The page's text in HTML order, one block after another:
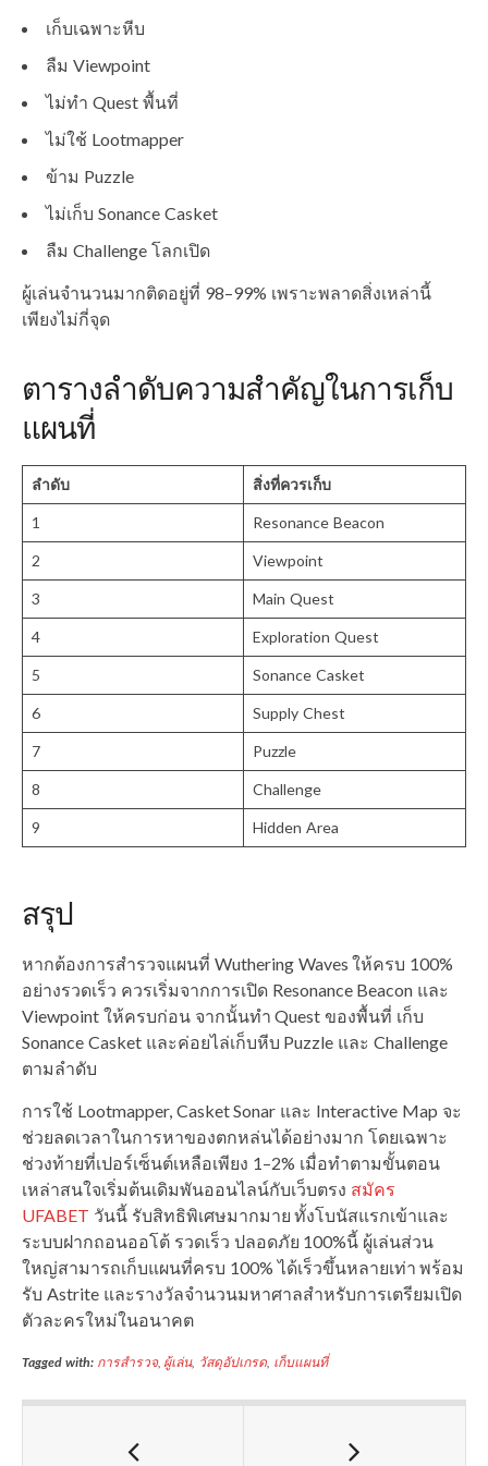
เก็บเฉพาะหีบ
ลืม Viewpoint
ไม่ทำ Quest พื้นที่
ไม่ใช้ Lootmapper
ข้าม Puzzle
ไม่เก็บ Sonance Casket
ลืม Challenge โลกเปิด
ผู้เล่นจำนวนมากติดอยู่ที่ 98–99% เพราะพลาดสิ่งเหล่านี้
เพียงไม่กี่จุด
ตารางลำดับความสำคัญในการเก็บ
แผนที่
ลำดับ สิ่งที่ควรเก็บ
1 Resonance Beacon
2 Viewpoint
3 Main Quest
4 Exploration Quest
5 Sonance Casket
6 Supply Chest
7 Puzzle
8 Challenge
9 Hidden Area
สรุป
หากต้องการสำรวจแผนที่ Wuthering Waves ให้ครบ 100%
อย่างรวดเร็ว ควรเริ่มจากการเปิด Resonance Beacon และ
Viewpoint ให้ครบก่อน จากนั้นทำ Quest ของพื้นที่ เก็บ
Sonance Casket และค่อยไล่เก็บหีบ Puzzle และ Challenge
ตามลำดับ
การใช้ Lootmapper, Casket Sonar และ Interactive Map จะ
ช่วยลดเวลาในการหาของตกหล่นได้อย่างมาก โดยเฉพาะ
ช่วงท้ายที่เปอร์เซ็นต์เหลือเพียง 1–2% เมื่อทำตามขั้นตอน
เหล่าสนใจเริ่มต้นเดิมพันออนไลน์กับเว็บตรง สมัคร
UFABET วันนี้ รับสิทธิพิเศษมากมาย ทั้งโบนัสแรกเข้าและ
ระบบฝากถอนออโต้ รวดเร็ว ปลอดภัย 100%นี้ ผู้เล่นส่วน
ใหญ่สามารถเก็บแผนที่ครบ 100% ได้เร็วขึ้นหลายเท่า พร้อม
รับ Astrite และรางวัลจำนวนมหาศาลสำหรับการเตรียมเปิด
ตัวละครใหม่ในอนาคต
Tagged with: การสำรวจ, ผู้เล่น, วัสดุอัปเกรด, เก็บแผนที่